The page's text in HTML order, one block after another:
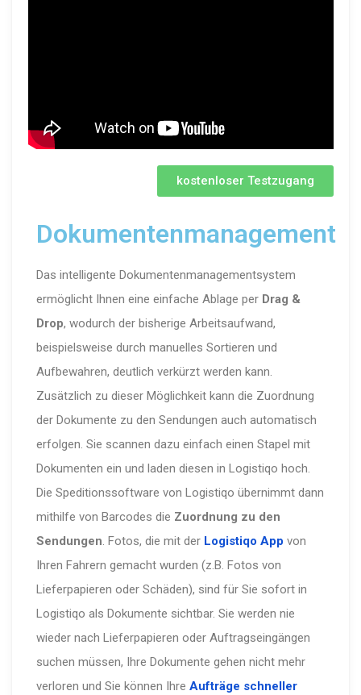
kostenloser Testzugang
Dokumentenmanagement
Das intelligente Dokumentenmanagementsystem
ermöglicht Ihnen eine einfache Ablage per Drag &
Drop, wodurch der bisherige Arbeitsaufwand,
beispielsweise durch manuelles Sortieren und
Aufbewahren, deutlich verkürzt werden kann.
Zusätzlich zu dieser Möglichkeit kann die Zuordnung
der Dokumente zu den Sendungen auch automatisch
erfolgen. Sie scannen dazu einfach einen Stapel mit
Dokumenten ein und laden diesen in Logistiqo hoch.
Die Speditionssoftware von Logistiqo übernimmt dann
mithilfe von Barcodes die Zuordnung zu den
Sendungen. Fotos, die mit der Logistiqo App von
Ihren Fahrern gemacht wurden (z.B. Fotos von
Lieferpapieren oder Schäden), sind für Sie sofort in
Logistiqo als Dokumente sichtbar. Sie werden nie
wieder nach Lieferpapieren oder Auftragseingängen
suchen müssen, Ihre Dokumente gehen nicht mehr
verloren und Sie können Ihre Aufträge schneller